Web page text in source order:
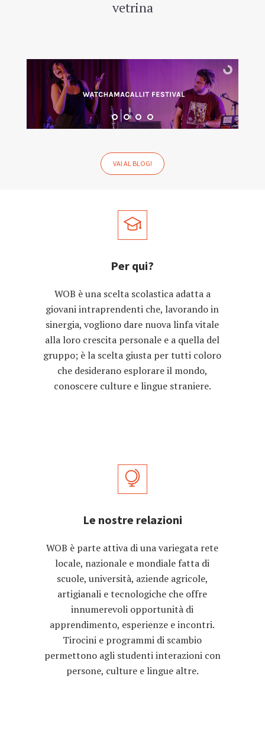
vetrina
VAI AL BLOG!
Per qui?
WOB è una scelta scolastica adatta a
giovani intraprendenti che, lavorando in
sinergia, vogliono dare nuova linfa vitale
alla loro crescita personale e a quella del
gruppo; è la scelta giusta per tutti coloro
che desiderano esplorare il mondo,
conoscere culture e lingue straniere.
Le nostre relazioni
WOB è parte attiva di una variegata rete
locale, nazionale e mondiale fatta di
scuole, università, aziende agricole,
artigianali e tecnologiche che offre
innumerevoli opportunità di
apprendimento, esperienze e incontri.
Tirocini e programmi di scambio
permettono agli studenti interazioni con
persone, culture e lingue altre.